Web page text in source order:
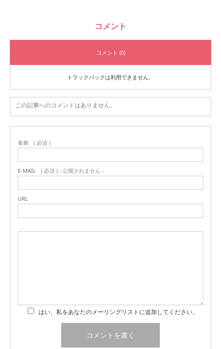
コメント
コメント (0)
トラックバックは利用できません。
この記事へのコメントはありません。
名前 ( 必須 )
E-MAIL ( 必須 ) - 公開されません -
URL
はい、私をあなたのメーリングリストに追加してください。